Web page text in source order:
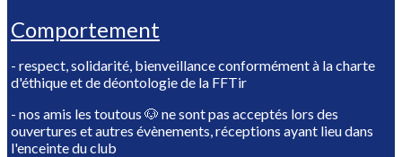
Comportement
- respect, solidarité, bienveillance conformément à la charte
d'éthique et de déontologie de la FFTir
- nos amis les toutous 🐶 ne sont pas acceptés lors des
ouvertures et autres évènements, réceptions ayant lieu dans
l'enceinte du club